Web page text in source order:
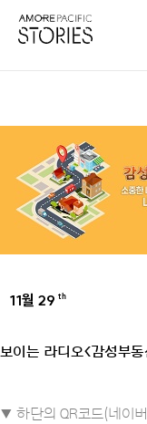
11월 29 th
보이는 라디오<감성부
▼ 하단의 QR코드(네이